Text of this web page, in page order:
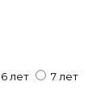
6 лет
7 лет